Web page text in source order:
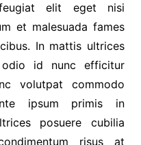
elit eget nisi
et malesuada fames
In mattis ultrices
id nunc efficitur
volutpat commodo
ipsum primis in
posuere cubilia
risus at